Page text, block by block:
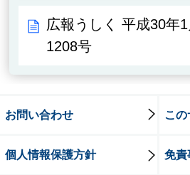
広報うしく 平成30年
1208号
お問い合わせ この
個人情報保護方針 免責